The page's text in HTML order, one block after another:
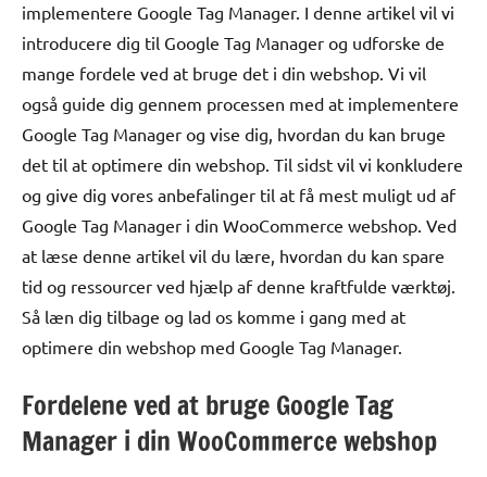
implementere Google Tag Manager. I denne artikel vil vi
introducere dig til Google Tag Manager og udforske de
mange fordele ved at bruge det i din webshop. Vi vil
også guide dig gennem processen med at implementere
Google Tag Manager og vise dig, hvordan du kan bruge
det til at optimere din webshop. Til sidst vil vi konkludere
og give dig vores anbefalinger til at få mest muligt ud af
Google Tag Manager i din WooCommerce webshop. Ved
at læse denne artikel vil du lære, hvordan du kan spare
tid og ressourcer ved hjælp af denne kraftfulde værktøj.
Så læn dig tilbage og lad os komme i gang med at
optimere din webshop med Google Tag Manager.
Fordelene ved at bruge Google Tag
Manager i din WooCommerce webshop